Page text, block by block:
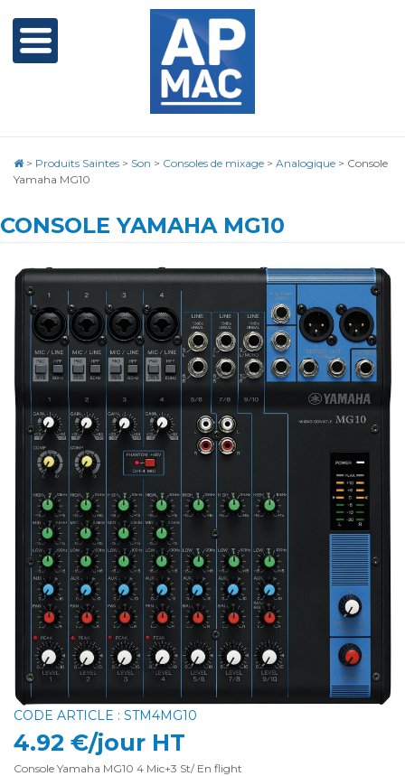
> Produits Saintes > Son > Consoles de mixage > Analogique > Console
Yamaha MG10
CONSOLE YAMAHA MG10
CODE ARTICLE : STM4MG10
4.92 €/jour HT
Console Yamaha MG10 4 Mic+3 St/ En flight